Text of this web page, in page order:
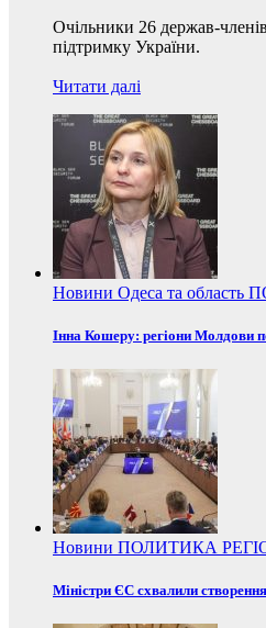
Очільники 26 держав-
підтримку України.
Читати далі
Новини Одеса та область
Інна Кошеру: регіони Молдови
Новини ПОЛИТИКА
Міністри ЄС схвалили